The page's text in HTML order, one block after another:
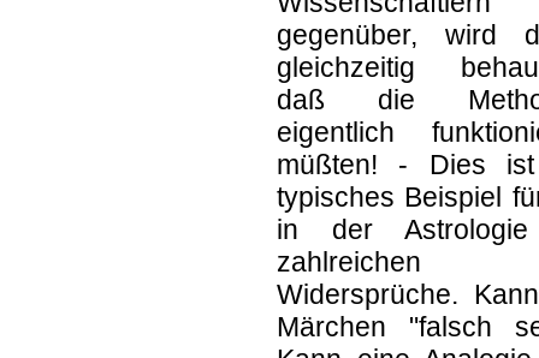
gegenüber, wird
gleichzeitig
daß die
eigentlich
müßten! - Dies
typisches Beispiel
in der
zahlreichen
Widersprüche.
Märchen "falsch